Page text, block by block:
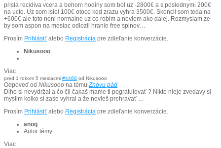
prisla recidiva vcera a behom hodiny som bol uz -2800€ a s poslednymi 200€
na ucte. Uz som isiel 100€ otoce ked zrazu vyhra 3500€. Skoncil som teda na
+600€ ale toto neni normalne uz co robim a neviem ako dalej. Rozmyslam ze
by som aspon na mesiac odlozil hranie free spinov…
Prosím Prihlásiť alebo Registrácia pre zdieľanie konverzácie.
Nikusooo
Viac
pred 1 rokom 5 mesiacmi #4468 od Nikusooo
Odpoveď od Nikusooo na témuZnovu pád
Dlho si nevydržal a čo čil čakaš mame ti pogratulovať ? Nikto nieje zvedavy si
myslim kolko si zase vyhral a že nevieš prehravať …
Prosím Prihlásiť alebo Registrácia pre zdieľanie konverzácie.
anog
Autor témy
Viac